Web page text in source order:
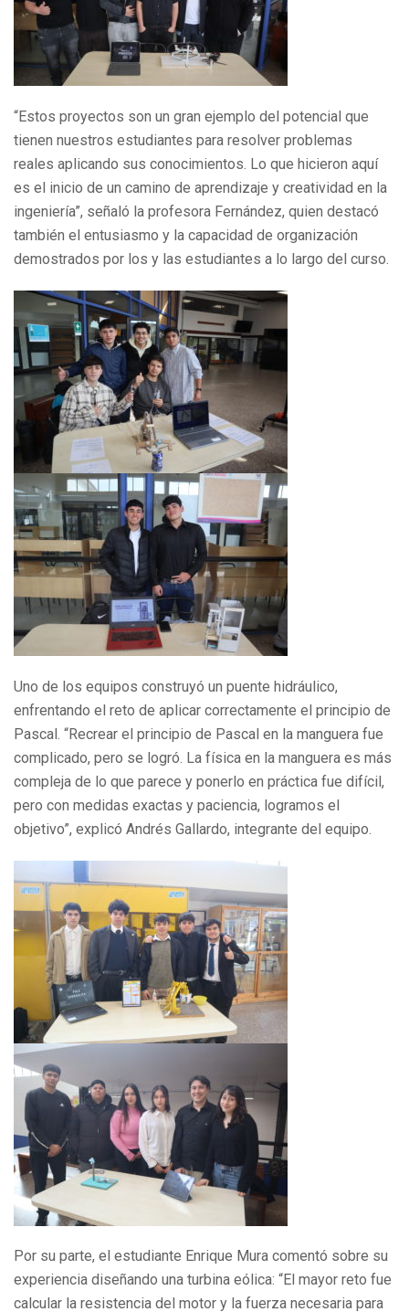
“Estos proyectos son un gran ejemplo del potencial que
tienen nuestros estudiantes para resolver problemas
reales aplicando sus conocimientos. Lo que hicieron aquí
es el inicio de un camino de aprendizaje y creatividad en la
ingeniería”, señaló la profesora Fernández, quien destacó
también el entusiasmo y la capacidad de organización
demostrados por los y las estudiantes a lo largo del curso.
Uno de los equipos construyó un puente hidráulico,
enfrentando el reto de aplicar correctamente el principio de
Pascal. “Recrear el principio de Pascal en la manguera fue
complicado, pero se logró. La física en la manguera es más
compleja de lo que parece y ponerlo en práctica fue difícil,
pero con medidas exactas y paciencia, logramos el
objetivo”, explicó Andrés Gallardo, integrante del equipo.
Por su parte, el estudiante Enrique Mura comentó sobre su
experiencia diseñando una turbina eólica: “El mayor reto fue
calcular la resistencia del motor y la fuerza necesaria para